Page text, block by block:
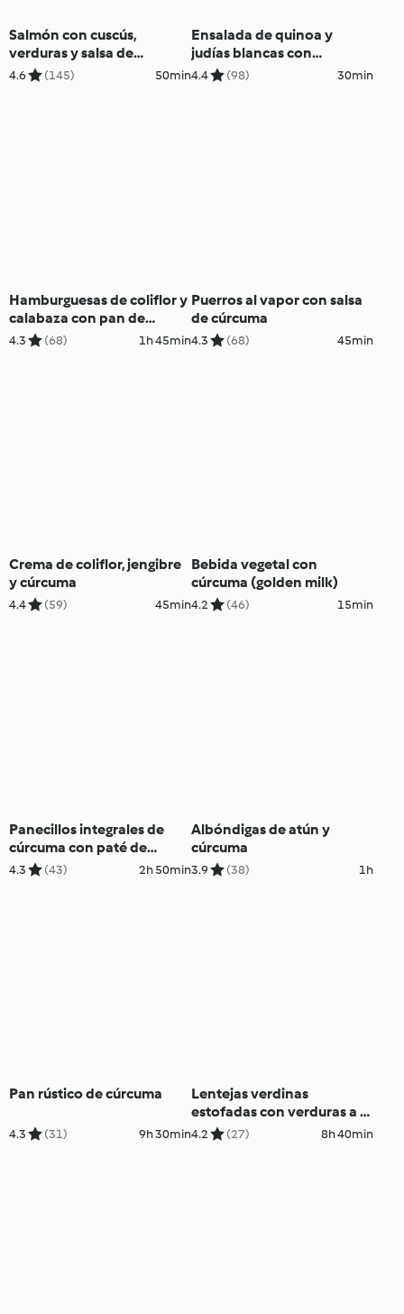
Salmón con cuscús,
verduras y salsa de
cúrcuma
4.6 (145) 50min
Ensalada de quinoa y
judías blancas con
vinagreta de cúrcuma
4.4 (98) 30min
Hamburguesas de coliflor y
calabaza con pan de
cúrcuma
4.3 (68) 1h 45min
Puerros al vapor con salsa
de cúrcuma
4.3 (68) 45min
Crema de coliflor, jengibre
y cúrcuma
4.4 (59) 45min
Bebida vegetal con
cúrcuma (golden milk)
4.2 (46) 15min
Panecillos integrales de
cúrcuma con paté de
shiitake, salmón ahumado
4.3 (43) 2h 50min
Albóndigas de atún y
cúrcuma
3.9 (38) 1h
Pan rústico de cúrcuma
4.3 (31) 9h 30min
Lentejas verdinas
estofadas con verduras a la
cúrcuma
4.2 (27) 8h 40min